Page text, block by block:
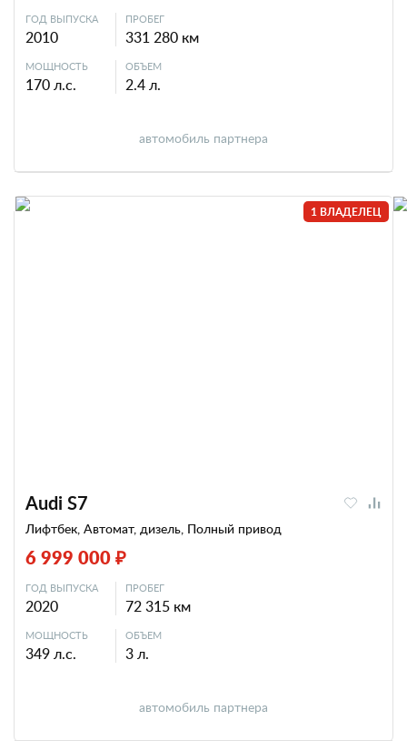
ГОД ВЫПУСКА
2010
ПРОБЕГ
331 280 км
МОЩНОСТЬ
170 л.с.
ОБЪЕМ
2.4 л.
автомобиль партнера
1 ВЛАДЕЛЕЦ
Audi S7
Лифтбек, Автомат, дизель, Полный привод
6 999 000 ₽
ГОД ВЫПУСКА
2020
ПРОБЕГ
72 315 км
МОЩНОСТЬ
349 л.с.
ОБЪЕМ
3 л.
автомобиль партнера